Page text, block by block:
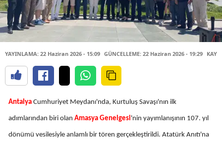
YAYINLAMA: 22 Haziran 2026 - 15:09 GÜNCELLEME: 22 Haziran 2026 - 19:29
Antalya Cumhuriyet Meydanı'nda, Kurtuluş Savaşı'nın ilk
adımlarından biri olan Amasya Genelgesi'nin yayımlanışının 107. yıl
dönümü vesilesiyle anlamlı bir tören gerçekleştirildi. Atatürk Anıtı'na